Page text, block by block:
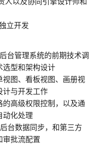
立开发
台管理系统的前期技术调
选型和架构设计
图、看板视图、画册视
计与开发工作
高级权限控制，以及通
动化处理
台数据同步，和第三方
审批流配置